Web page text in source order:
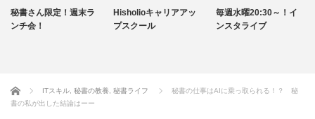
秘書さん限定！週末ラ
ンチ会！
Hisholioキャリアアッ
プスクール
毎週水曜20:30～！イ
ンスタライブ
Home ITスキル 秘書の教養 秘書ライフ
秘書の仕事はAIに乗っ取られる！？ 秘
書の私が出した結論はーー